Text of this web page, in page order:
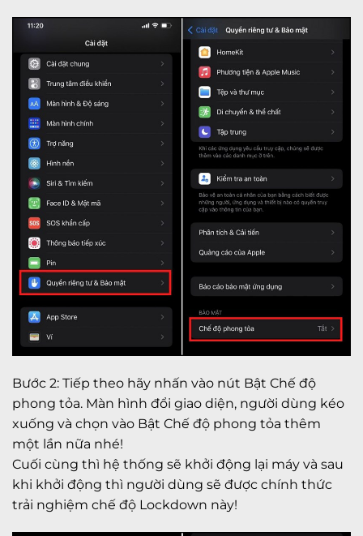
Bước 2: Tiếp theo hãy nhấn vào nút Bật Chế độ
phong tỏa. Màn hình đổi giao diện, người dùng kéo
xuống và chọn vào Bật Chế độ phong tỏa thêm
một lần nữa nhé!
Cuối cùng thì hệ thống sẽ khởi động lại máy và sau
khi khởi động thì người dùng sẽ được chính thức
trải nghiệm chế độ Lockdown này!